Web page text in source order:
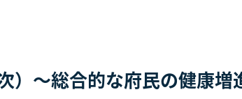
）～総合的な府民の健康